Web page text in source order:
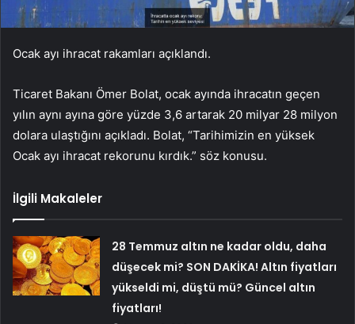
Ocak ayı ihracat rakamları açıklandı.
Ticaret Bakanı Ömer Bolat, ocak ayında ihracatın geçen
yılın aynı ayına göre yüzde 3,6 artarak 20 milyar 28 milyon
dolara ulaştığını açıkladı. Bolat, “Tarihimizin en yüksek
Ocak ayı ihracat rekorunu kırdık.” söz konusu.
İlgili Makaleler
28 Temmuz altın ne kadar oldu, daha
düşecek mi? SON DAKİKA! Altın fiyatları
yükseldi mi, düştü mü? Güncel altın
fiyatları!